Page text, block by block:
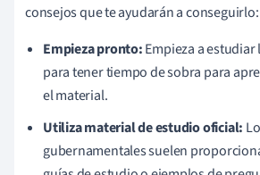
consejos que te ayudarán a conseguirlo:
Empieza pronto:Empieza a
para tener tiempo de sobra para
el material.
Utiliza material de estudio oficial:
gubernamentales suelen